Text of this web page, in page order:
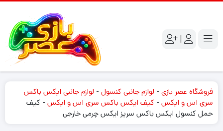
|
فروشگاه عصر بازی - لوازم جانبی کنسول - لوازم جانبی ایکس باکس
سری اس و ایکس - کیف ایکس باکس سری اس و ایکس - کیف
حمل کنسول ایکس باکس سریز ایکس چرمی خارجی